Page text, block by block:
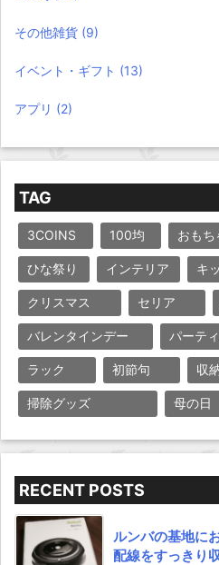
その他雑貨 (9)
イベント・ギフト (13)
アプリ (2)
TAG
3COINS 100均 おもち
ひな祭り インテリア キ
クリスマス セリア
バレンタインデー パーテ
ラック 初節句 収
掃除グッズ 母の日
RECENT POSTS
ルンバの基地に
配線をすっきり